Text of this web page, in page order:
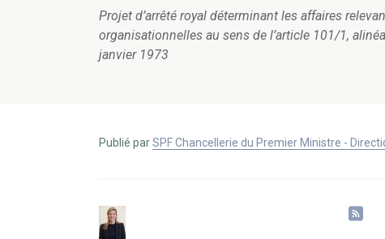
Projet d’arrêté royal déterminant les affaires
organisationnelles au sens de l’article 101/1,
janvier 1973
Publié parSPF Chancellerie du Premier Ministre -